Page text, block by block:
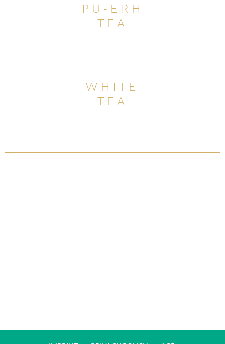
PU-ERH
TEA
WHITE
TEA